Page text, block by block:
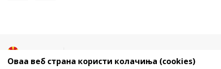
Оваа веб страна користи колачиња (cookies)